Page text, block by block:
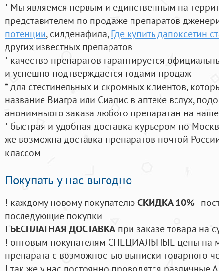
* Мы являемся первым и единственным на
представителем по продаже препаратов
потенции, силденафила, Где купить дапоксетин
других известных препаратов
* качество препаратов гарантируется
и успешно подтверждается годами продаж
* для стестинельных и скромных клиентов,
название Виагра или Сиалис в аптеке вслух,
анонимныого заказа любого препаратан на
* быстрая и удобная доставка курьером по
же возможна доставка препаратов почтой
классом
Покупать у нас выгодно
! каждому новому покупателюСКИДКА 10%-
последующие покупки
! БЕСПЛАТНАЯ ДОСТАВКА при заказе товара на
! оптовым покупателям СПЕЦИАЛЬНЫЕ цены на
препарата с возможностью выписки товарного